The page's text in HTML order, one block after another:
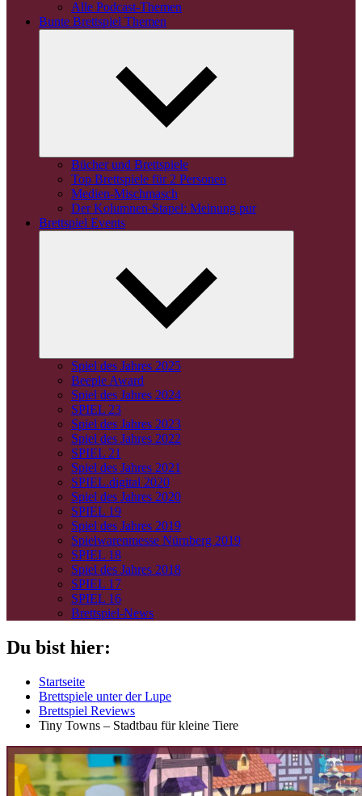
Alle Podcast-Themen
Bunte Brettspiel Themen
Bücher und Brettspiele
Top Brettspiele für 2 Personen
Medien-Mischmasch
Der Kolumnen-Stapel: Meinung pur
Brettspiel Events
Spiel des Jahres 2025
Beeple Award
Spiel des Jahres 2024
SPIEL 23
Spiel des Jahres 2023
Spiel des Jahres 2022
SPIEL 21
Spiel des Jahres 2021
SPIEL.digital 2020
Spiel des Jahres 2020
SPIEL 19
Spiel des Jahres 2019
Spielwarenmesse Nürnberg 2019
SPIEL 18
Spiel des Jahres 2018
SPIEL 17
SPIEL 16
Brettspiel-News
Du bist hier:
Startseite
Brettspiele unter der Lupe
Brettspiel Reviews
Tiny Towns – Stadtbau für kleine Tiere